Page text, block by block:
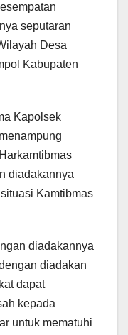
seputaran
Desa
Kabupaten
Kapolsek
diadakannya
Kamtibmas
diadakannya
diadakan
dapat
kepada
untuk mematuhi